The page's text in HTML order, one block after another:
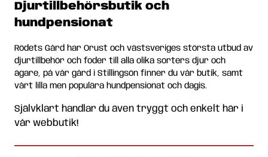
Djurtillbehörsbutik och
hundpensionat
Rödets Gård har Orust och västsveriges största utbud av
djurtillbehör och foder till alla olika sorters djur och
ägare, på vår gård i Stillingsön finner du vår butik, samt
vårt lilla men populära hundpensionat och dagis.
Självklart handlar du även tryggt och enkelt här i
vår webbutik!